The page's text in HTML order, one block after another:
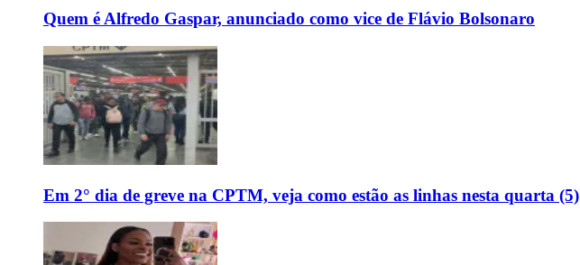
Quem é Alfredo Gaspar, anunciado como vice de Flávio Bolsonaro
Em 2° dia de greve na CPTM, veja como estão as linhas nesta quarta (5)